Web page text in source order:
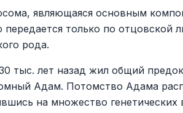
являющаяся основным
передается только по отцовской
рода.
тыс. лет назад жил общий
Адам. Потомство Адама
на множество